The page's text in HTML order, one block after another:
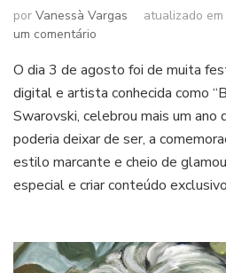
por Vanessà Vargas atualizado em
um comentário
Swarovski
Celebra
Aniversário
em
Grande
Estilo
O dia 3 de agosto foi de muita
digital e artista conhecida como
Swarovski, celebrou mais um ano
poderia deixar de ser, a
estilo marcante e cheio de
especial e criar conteúdo